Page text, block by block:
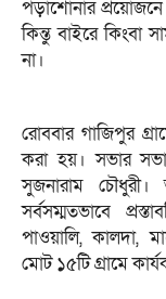
পড়াশোনার
কিন্তু বাইরে কিংবা
না।
রোববার গাজিপুর
করা হয়। সভার
সুজনারাম
সর্বসম্মতভাবে
পাওয়ালি, কালদা,
মোট ১৫টি গ্রামে